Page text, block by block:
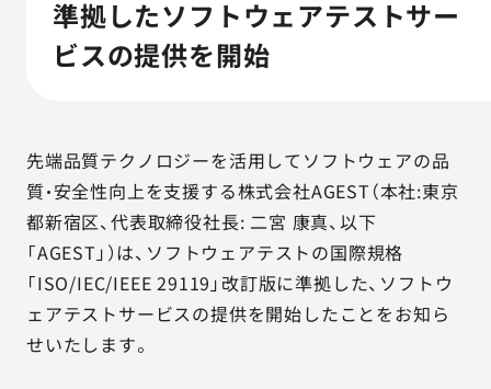
ニュース
セミナー・イベント
事例紹介
品質コラム
会社情報
準拠したソフトウェアテストサー
ビスの提供を開始
先端品質テクノロジーを活用してソフトウェアの品
質・安全性向上を支援する株式会社AGEST（本社:東京
都新宿区、代表取締役社長: 二宮 康真、以下
「AGEST」）は、ソフトウェアテストの国際規格
「ISO/IEC/IEEE 29119」改訂版に準拠した、ソフトウ
ェアテストサービスの提供を開始したことをお知ら
せいたします。